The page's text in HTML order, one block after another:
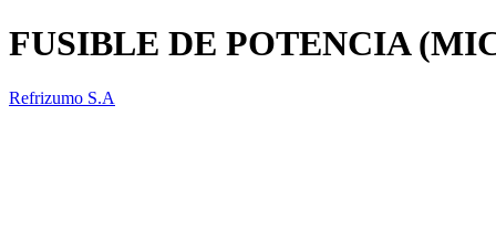
FUSIBLE DE POTENCIA
Refrizumo S.A